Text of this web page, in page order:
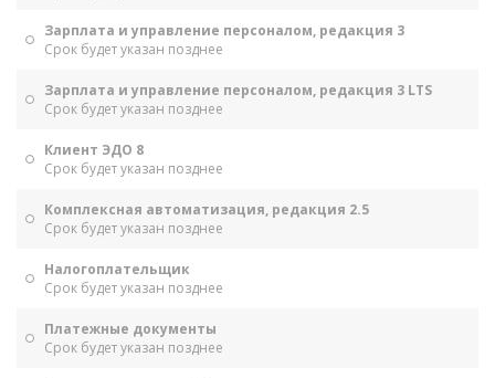
Зарплата и управление персоналом, редакция 3
Срок будет указан позднее
Зарплата и управление персоналом, редакция 3 LTS
Срок будет указан позднее
Клиент ЭДО 8
Срок будет указан позднее
Комплексная автоматизация, редакция 2.5
Срок будет указан позднее
Налогоплательщик
Срок будет указан позднее
Платежные документы
Срок будет указан позднее